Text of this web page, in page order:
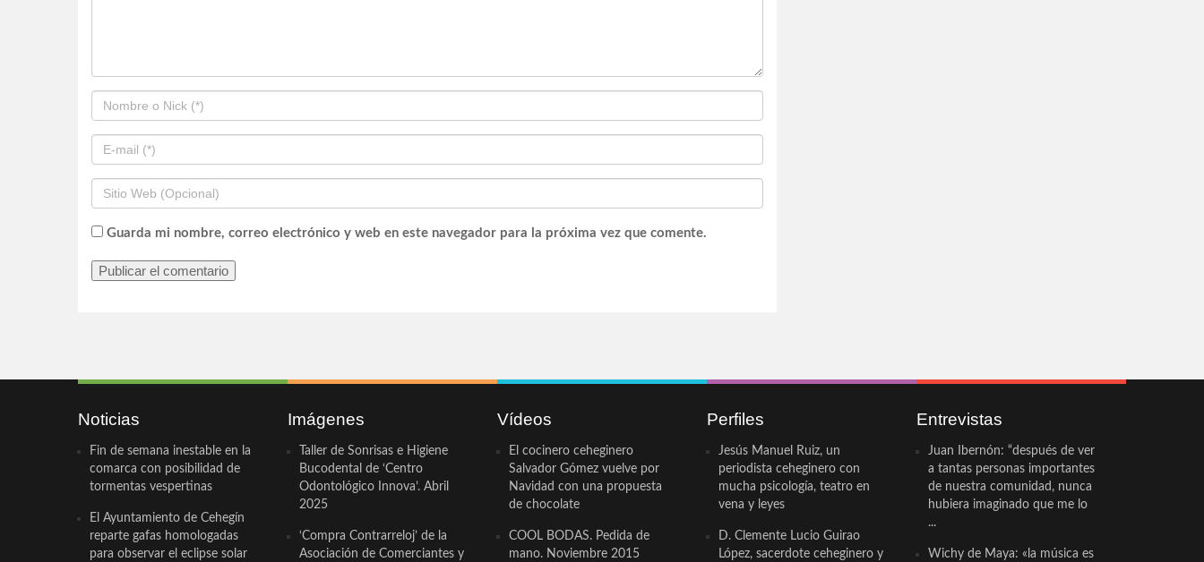
Guarda mi nombre, correo electrónico y web en este navegador para la próxima vez que comente.
Noticias
Fin de semana inestable en la
comarca con posibilidad de
tormentas vespertinas
El Ayuntamiento de Cehegín
reparte gafas homologadas
para observar el eclipse solar
Imágenes
Taller de Sonrisas e Higiene
Bucodental de ‘Centro
Odontológico Innova’. Abril
2025
‘Compra Contrarreloj’ de la
Asociación de Comerciantes y
Vídeos
El cocinero ceheginero
Salvador Gómez vuelve por
Navidad con una propuesta
de chocolate
COOL BODAS. Pedida de
mano. Noviembre 2015
Perfiles
Jesús Manuel Ruiz, un
periodista ceheginero con
mucha psicología, teatro en
vena y leyes
D. Clemente Lucio Guirao
López, sacerdote ceheginero y
Entrevistas
Juan Ibernón: “después de ver
a tantas personas importantes
de nuestra comunidad, nunca
hubiera imaginado que me lo
...
Wichy de Maya: «la música es